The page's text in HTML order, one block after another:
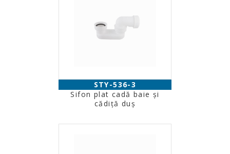
STY-536-3
Sifon plat cadă baie şi
cădiţă duş